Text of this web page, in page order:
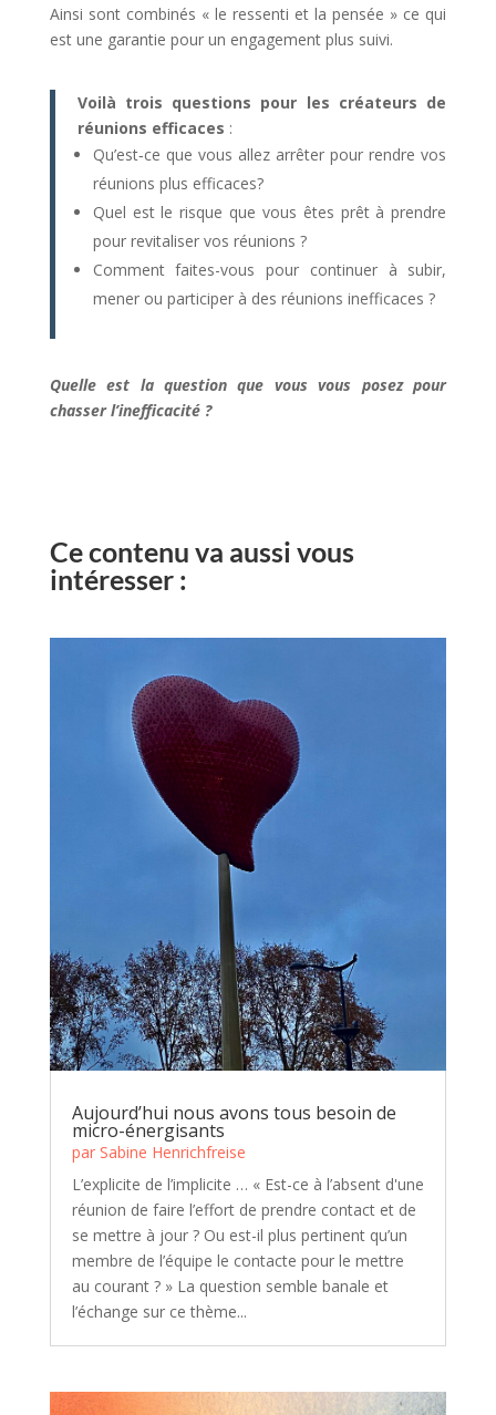
Ainsi sont combinés « le ressenti et la pensée » ce qui
est une garantie pour un engagement plus suivi.
Voilà trois questions pour les créateurs de
réunions efficaces :
Qu’est­‐ce que vous allez arrêter pour rendre vos
réunions plus efficaces?
Quel est le risque que vous êtes prêt à prendre
pour revitaliser vos réunions ?
Comment faites-vous pour continuer à subir,
mener ou participer à des réunions inefficaces ?
Quelle est la question que vous vous posez pour
chasser l’inefficacité ?
Ce contenu va aussi vous
intéresser :
Aujourd’hui nous avons tous besoin de
micro-énergisants
par Sabine Henrichfreise
L’explicite de l’implicite … « Est-ce à l’absent d'une
réunion de faire l’effort de prendre contact et de
se mettre à jour ? Ou est-il plus pertinent qu’un
membre de l’équipe le contacte pour le mettre
au courant ? » La question semble banale et
l’échange sur ce thème...